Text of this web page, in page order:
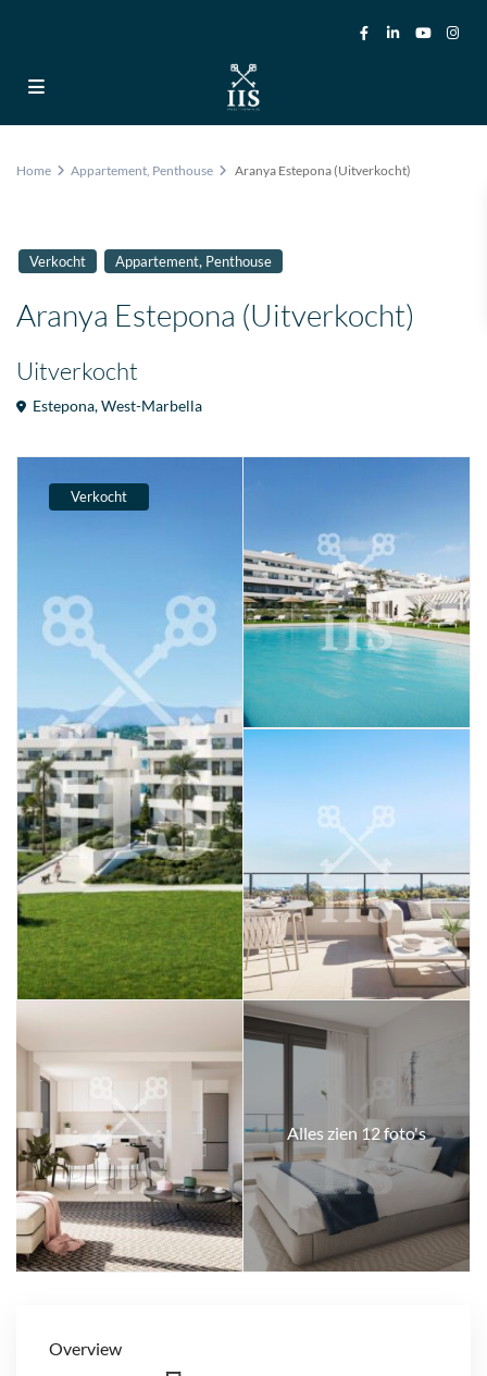
Home Appartement, Penthouse Aranya Estepona (Uitverkocht)
Verkocht Appartement, Penthouse
Aranya Estepona (Uitverkocht)
Uitverkocht
Estepona,West-Marbella
Verkocht
Alles zien 12 foto's
Overview